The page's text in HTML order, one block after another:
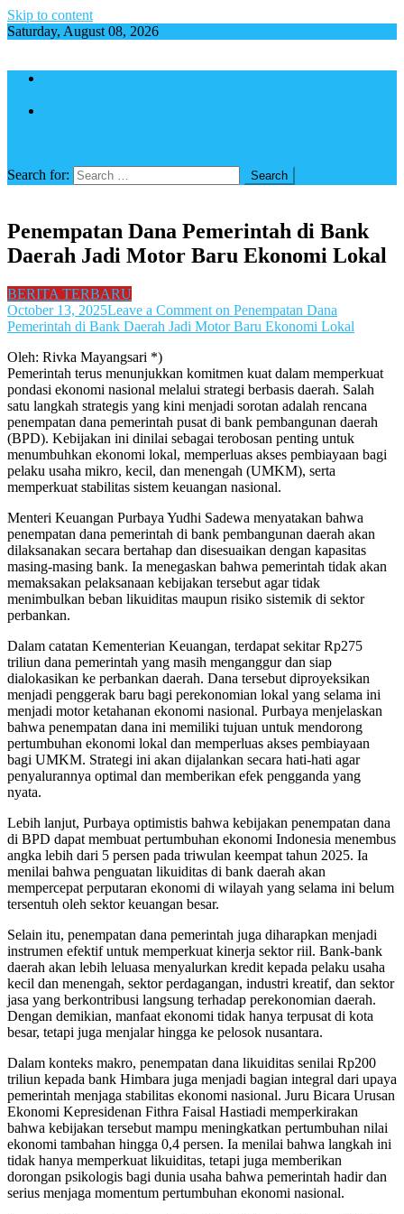
Skip to content
Saturday, August 08, 2026
Search for:
Penempatan Dana Pemerintah di Bank
Daerah Jadi Motor Baru Ekonomi Lokal
BERITA TERBARU
October 13, 2025Leave a Comment on Penempatan Dana
Pemerintah di Bank Daerah Jadi Motor Baru Ekonomi Lokal
Oleh: Rivka Mayangsari *)
Pemerintah terus menunjukkan komitmen kuat dalam memperkuat
pondasi ekonomi nasional melalui strategi berbasis daerah. Salah
satu langkah strategis yang kini menjadi sorotan adalah rencana
penempatan dana pemerintah pusat di bank pembangunan daerah
(BPD). Kebijakan ini dinilai sebagai terobosan penting untuk
menumbuhkan ekonomi lokal, memperluas akses pembiayaan bagi
pelaku usaha mikro, kecil, dan menengah (UMKM), serta
memperkuat stabilitas sistem keuangan nasional.
Menteri Keuangan Purbaya Yudhi Sadewa menyatakan bahwa
penempatan dana pemerintah di bank pembangunan daerah akan
dilaksanakan secara bertahap dan disesuaikan dengan kapasitas
masing-masing bank. Ia menegaskan bahwa pemerintah tidak akan
memaksakan pelaksanaan kebijakan tersebut agar tidak
menimbulkan beban likuiditas maupun risiko sistemik di sektor
perbankan.
Dalam catatan Kementerian Keuangan, terdapat sekitar Rp275
triliun dana pemerintah yang masih menganggur dan siap
dialokasikan ke perbankan daerah. Dana tersebut diproyeksikan
menjadi penggerak baru bagi perekonomian lokal yang selama ini
menjadi motor ketahanan ekonomi nasional. Purbaya menjelaskan
bahwa penempatan dana ini memiliki tujuan untuk mendorong
pertumbuhan ekonomi lokal dan memperluas akses pembiayaan
bagi UMKM. Strategi ini akan dijalankan secara hati-hati agar
penyalurannya optimal dan memberikan efek pengganda yang
nyata.
Lebih lanjut, Purbaya optimistis bahwa kebijakan penempatan dana
di BPD dapat membuat pertumbuhan ekonomi Indonesia menembus
angka lebih dari 5 persen pada triwulan keempat tahun 2025. Ia
menilai bahwa penguatan likuiditas di bank daerah akan
mempercepat perputaran ekonomi di wilayah yang selama ini belum
tersentuh oleh sektor keuangan besar.
Selain itu, penempatan dana pemerintah juga diharapkan menjadi
instrumen efektif untuk memperkuat kinerja sektor riil. Bank-bank
daerah akan lebih leluasa menyalurkan kredit kepada pelaku usaha
kecil dan menengah, sektor perdagangan, industri kreatif, dan sektor
jasa yang berkontribusi langsung terhadap perekonomian daerah.
Dengan demikian, manfaat ekonomi tidak hanya terpusat di kota
besar, tetapi juga menjalar hingga ke pelosok nusantara.
Dalam konteks makro, penempatan dana likuiditas senilai Rp200
triliun kepada bank Himbara juga menjadi bagian integral dari upaya
pemerintah menjaga stabilitas ekonomi nasional. Juru Bicara Urusan
Ekonomi Kepresidenan Fithra Faisal Hastiadi memperkirakan
bahwa kebijakan tersebut mampu meningkatkan pertumbuhan nilai
ekonomi tambahan hingga 0,4 persen. Ia menilai bahwa langkah ini
tidak hanya memperkuat likuiditas, tetapi juga memberikan
dorongan psikologis bagi dunia usaha bahwa pemerintah hadir dan
serius menjaga momentum pertumbuhan ekonomi nasional.